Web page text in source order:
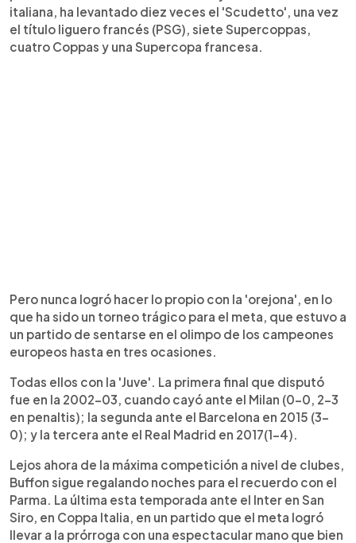
italiana, ha levantado diez veces el 'Scudetto', una vez
el título liguero francés (PSG), siete Supercoppas,
cuatro Coppas y una Supercopa francesa.
Pero nunca logró hacer lo propio con la 'orejona', en lo
que ha sido un torneo trágico para el meta, que estuvo a
un partido de sentarse en el olimpo de los campeones
europeos hasta en tres ocasiones.
Todas ellos con la 'Juve'. La primera final que disputó
fue en la 2002-03, cuando cayó ante el Milan (0-0, 2-3
en penaltis); la segunda ante el Barcelona en 2015 (3-
0); y la tercera ante el Real Madrid en 2017(1-4).
Lejos ahora de la máxima competición a nivel de clubes,
Buffon sigue regalando noches para el recuerdo con el
Parma. La última esta temporada ante el Inter en San
Siro, en Coppa Italia, en un partido que el meta logró
llevar a la prórroga con una espectacular mano que bien